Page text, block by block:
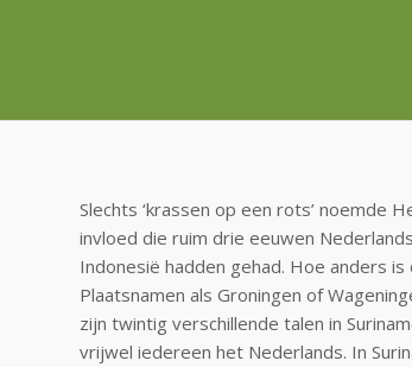
Slechts ‘krassen op een rots’ noemde
invloed die ruim drie eeuwen
Indonesië hadden gehad. Hoe anders is
Plaatsnamen als Groningen of
zijn twintig verschillende talen in
vrijwel iedereen het Nederlands. In